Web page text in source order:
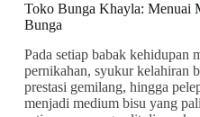
Toko Bunga Khayla: Menuai
Bunga
Pada setiap babak kehidupan
pernikahan, syukur kelahiran
prestasi gemilang, hingga
menjadi medium bisu yang